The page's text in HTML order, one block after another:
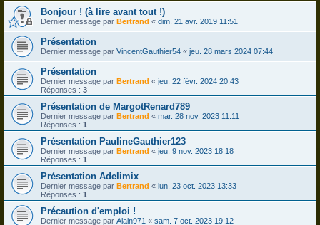
Bonjour ! (à lire avant tout !)
Dernier message par Bertrand « dim. 21 avr. 2019 11:51
Présentation
Dernier message par VincentGauthier54 « jeu. 28 mars 2024 07:44
Présentation
Dernier message par Bertrand « jeu. 22 févr. 2024 20:43
Réponses : 3
Présentation de MargotRenard789
Dernier message par Bertrand « mar. 28 nov. 2023 11:11
Réponses : 1
Présentation PaulineGauthier123
Dernier message par Bertrand « jeu. 9 nov. 2023 18:18
Réponses : 1
Présentation Adelimix
Dernier message par Bertrand « lun. 23 oct. 2023 13:33
Réponses : 1
Précaution d'emploi !
Dernier message par Alain971 « sam. 7 oct. 2023 19:12